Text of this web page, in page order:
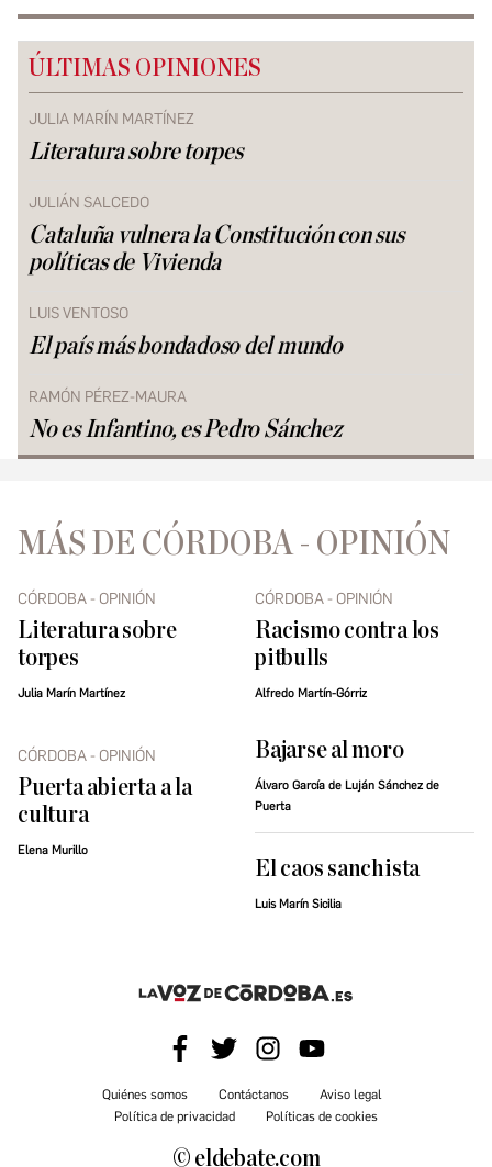
ÚLTIMAS OPINIONES
JULIA MARÍN MARTÍNEZ
Literatura sobre torpes
JULIÁN SALCEDO
Cataluña vulnera la Constitución con sus
políticas de Vivienda
LUIS VENTOSO
El país más bondadoso del mundo
RAMÓN PÉREZ-MAURA
No es Infantino, es Pedro Sánchez
MÁS DE CÓRDOBA - OPINIÓN
CÓRDOBA - OPINIÓN
Literatura sobre
torpes
Julia Marín Martínez
CÓRDOBA - OPINIÓN
Racismo contra los
pitbulls
Alfredo Martín-Górriz
CÓRDOBA - OPINIÓN
Puerta abierta a la
cultura
Elena Murillo
Bajarse al moro
Álvaro García de Luján Sánchez de
Puerta
El caos sanchista
Luis Marín Sicilia
Quiénes somos Contáctanos
Aviso legal
Política de privacidad
Políticas de cookies
© eldebate.com